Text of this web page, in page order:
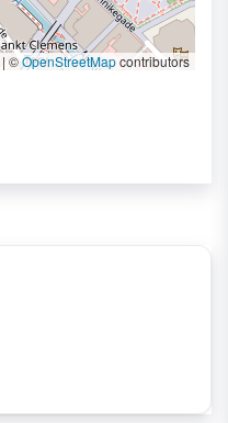
| ©OpenStreetMapcontributors